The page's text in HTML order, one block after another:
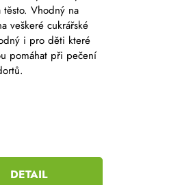
DETAIL
těsto. Vhodný na
veškeré cukrářské
i pro děti které
pomáhat při pečení